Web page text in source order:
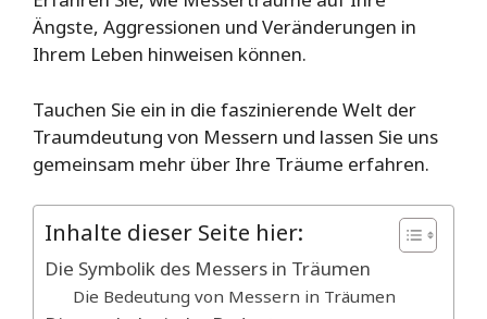
Ängste, Aggressionen und Veränderungen in
Ihrem Leben hinweisen können.
Tauchen Sie ein in die faszinierende Welt der
Traumdeutung von Messern und lassen Sie uns
gemeinsam mehr über Ihre Träume erfahren.
Inhalte dieser Seite hier:
Die Symbolik des Messers in Träumen
Die Bedeutung von Messern in Träumen